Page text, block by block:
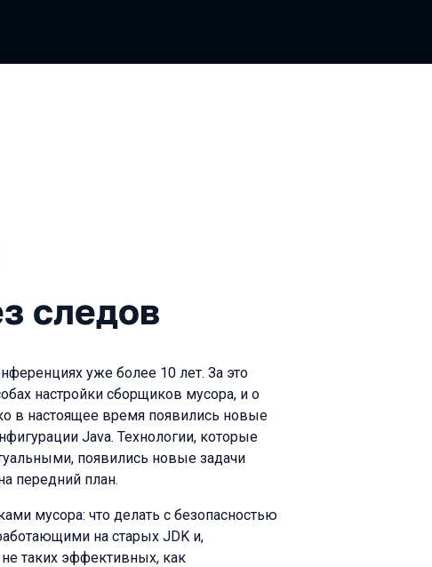
следов
уже более 10 лет. За это
настройки сборщиков мусора, и о
в настоящее время появились новые
Java. Технологии, которые
появились новые задачи
передний план.
мусора: что делать с безопасностью
на старых JDK и,
таких эффективных, как